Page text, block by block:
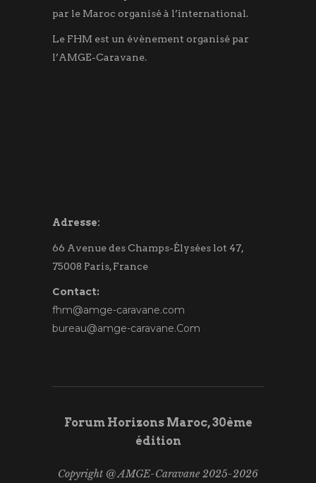
par le Maroc organisé à l’international.
Le FHM est un évènement organisé par
l’AMGE-Caravane.
Adresse:
66 Avenue des Champs-Élysées lot 47,
75008 Paris, France
Contact:
fhm@amge-caravane.com
bureau@amge-caravane.Com
Forum Horizons Maroc, 30ème
édition
Copyright @ AMGE-Caravane 2025-2026